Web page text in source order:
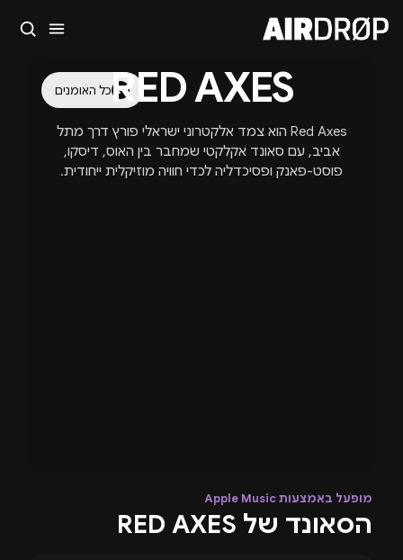
כל האומניםRED AXES
Red Axes הוא צמד אלקטרוני ישראלי פורץ דרך מתל
אביב, עם סאונד אקלקטי שמחבר בין האוס, דיסקו,
פוסט-פאנק ופסיכדליה לכדי חוויה מוזיקלית ייחודית.
מופעל באמצעות Apple Music
הסאונד של RED AXES
סגור
🔥בקרוב
טיפ: אפשר להקליד שם אומן, עיר, תאריך או שם חג.